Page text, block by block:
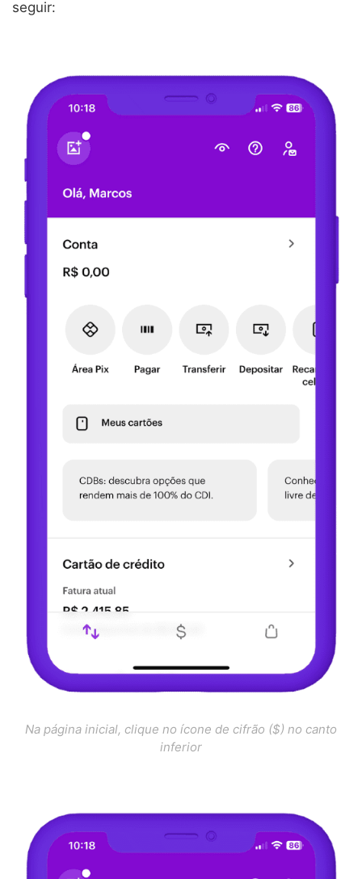
seguir:
Na página inicial, clique no ícone de cifrão ($) no canto
inferior